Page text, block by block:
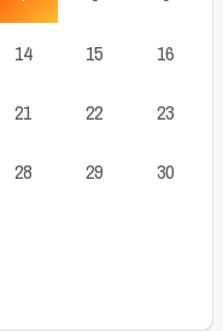
14 15 16
21 22 23
28 29 30